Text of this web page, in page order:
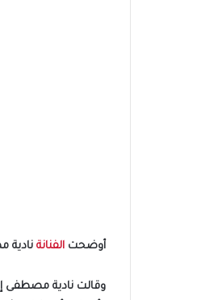
أوضحت الفنانة نادية
وقالت نادية مصطفى